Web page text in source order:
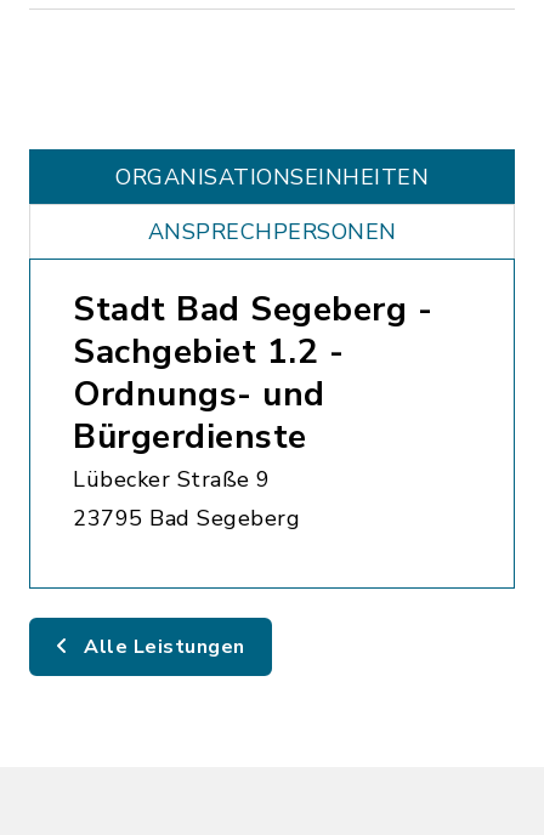
ORGANISATIONS­EINHEITEN
ANSPRECHPERSONEN
Stadt Bad Segeberg -
Sachgebiet 1.2 -
Ordnungs- und
Bürgerdienste
Lübecker Straße 9
23795 Bad Segeberg
Alle Leistungen